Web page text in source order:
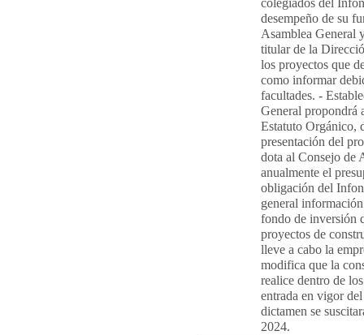
colegiados del
desempeño de su
Asamblea General
titular de la
los proyectos que
como informar
facultades. -
General propondrá
Estatuto Orgánico,
presentación del
dota al Consejo de
anualmente el
obligación del
general
fondo de inversión
proyectos de
lleve a cabo la
modifica que la
realice dentro de
entrada en vigor
dictamen se
2024.